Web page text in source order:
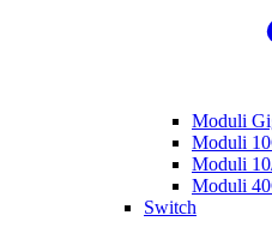
Moduli
Moduli
Moduli
Moduli
Switch